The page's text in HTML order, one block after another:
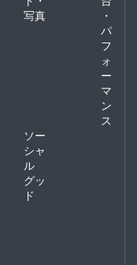
写真
・
パ
フ
ォ
ー
マ
ン
ス
ソー
シャ
ル
グッ
ド